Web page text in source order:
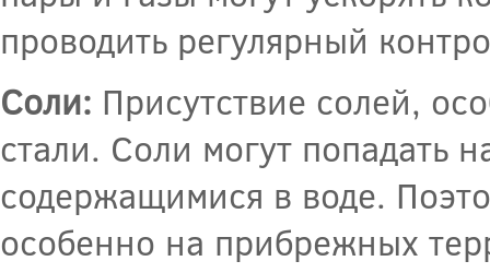
проводить регулярный
Соли: Присутствие солей,
стали. Соли могут попадать
содержащимися в воде.
особенно на прибрежных